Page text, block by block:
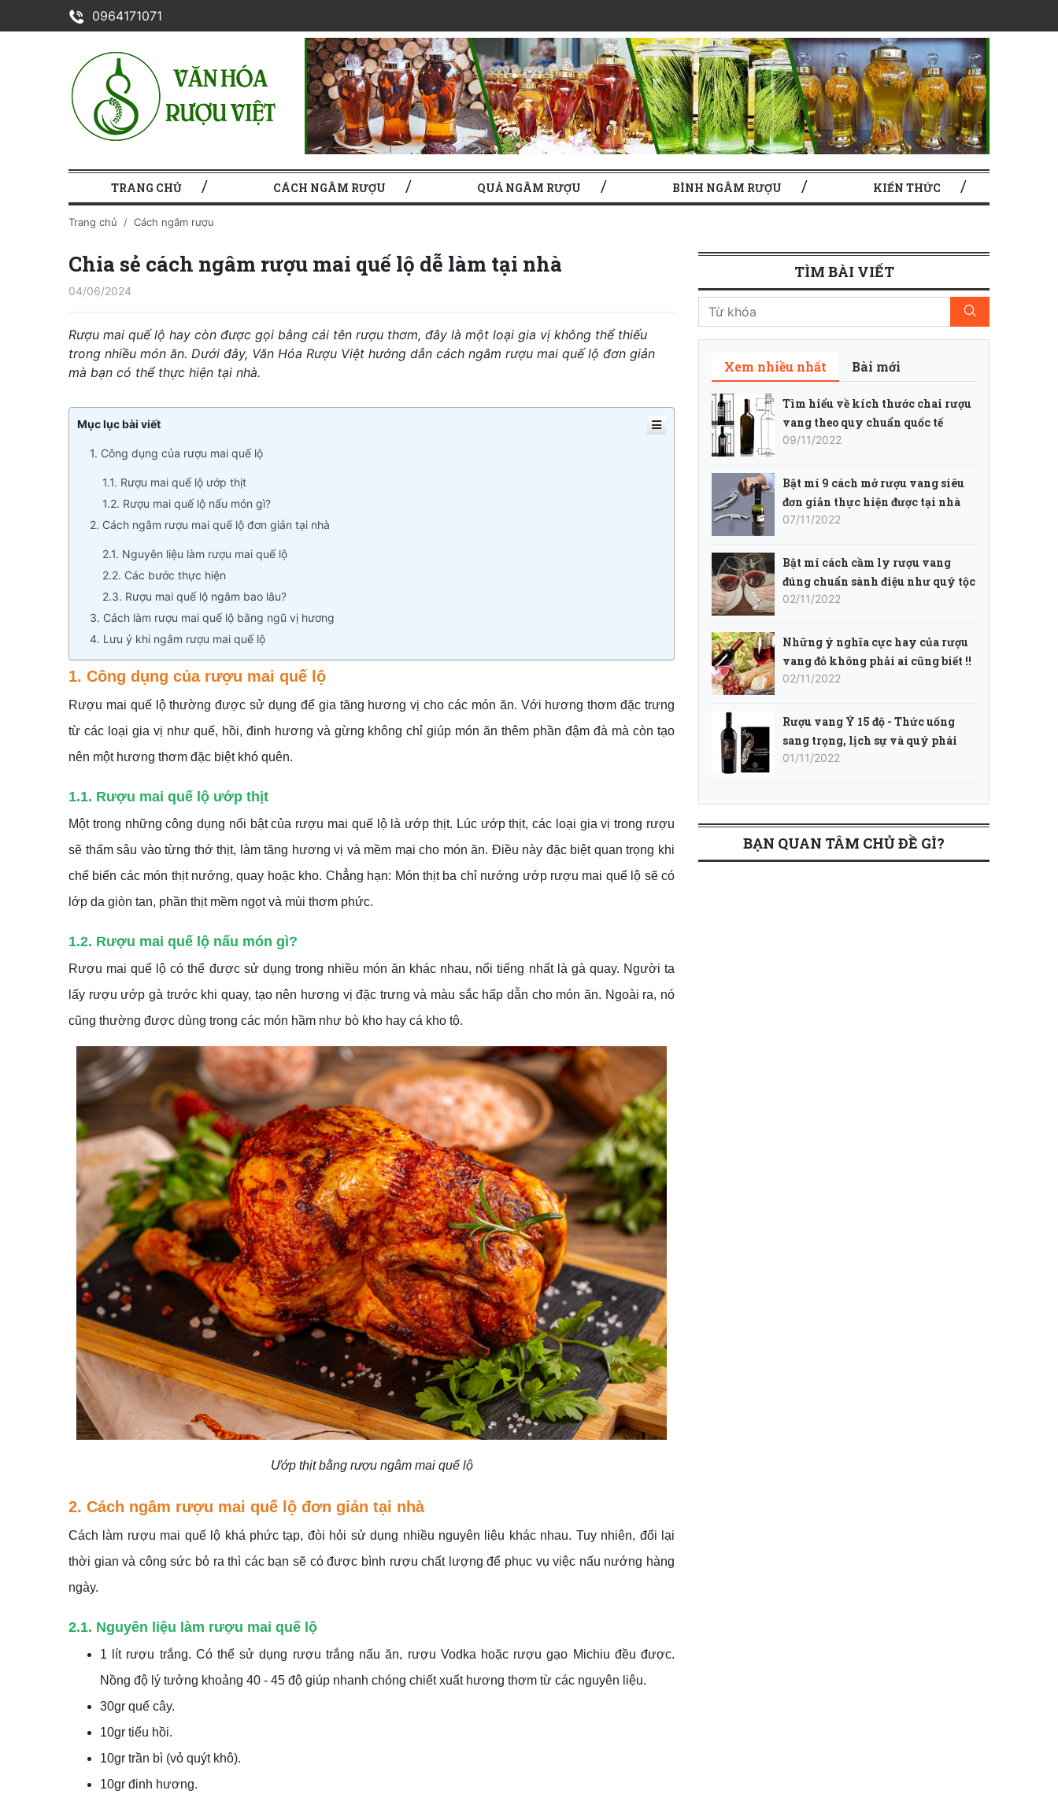
0964171071
TRANG CHỦ CÁCH NGÂM RƯỢU QUẢ NGÂM RƯỢU BÌNH NGÂM RƯỢU KIẾN THỨC
Trang chủ Cách ngâm rượu
Chia sẻ cách ngâm rượu mai quế lộ dễ làm tại nhà
04/06/2024
Rượu mai quế lộ hay còn được gọi bằng cái tên rượu thơm, đây là một loại gia vị không thể thiếu
trong nhiều món ăn. Dưới đây, Văn Hóa Rượu Việt hướng dẫn cách ngâm rượu mai quế lộ đơn giản
mà bạn có thể thực hiện tại nhà.
Mục lục bài viết
1. Công dụng của rượu mai quế lộ
1.1. Rượu mai quế lộ ướp thịt
1.2. Rượu mai quế lộ nấu món gì?
2. Cách ngâm rượu mai quế lộ đơn giản tại nhà
2.1. Nguyên liệu làm rượu mai quế lộ
2.2. Các bước thực hiện
2.3. Rượu mai quế lộ ngâm bao lâu?
3. Cách làm rượu mai quế lộ bằng ngũ vị hương
4. Lưu ý khi ngâm rượu mai quế lộ
1. Công dụng của rượu mai quế lộ
Rượu mai quế lộ thường được sử dụng để gia tăng hương vị cho các món ăn. Với hương thơm đặc trưng
từ các loại gia vị như quế, hồi, đinh hương và gừng không chỉ giúp món ăn thêm phần đậm đà mà còn tạo
nên một hương thơm đặc biệt khó quên.
1.1. Rượu mai quế lộ ướp thịt
Một trong những công dụng nổi bật của rượu mai quế lộ là ướp thịt. Lúc ướp thịt, các loại gia vị trong rượu
sẽ thấm sâu vào từng thớ thịt, làm tăng hương vị và mềm mại cho món ăn. Điều này đặc biệt quan trọng khi
chế biến các món thịt nướng, quay hoặc kho. Chẳng hạn: Món thịt ba chỉ nướng ướp rượu mai quế lộ sẽ có
lớp da giòn tan, phần thịt mềm ngọt và mùi thơm phức.
1.2. Rượu mai quế lộ nấu món gì?
Rượu mai quế lộ có thể được sử dụng trong nhiều món ăn khác nhau, nổi tiếng nhất là gà quay. Người ta
lấy rượu ướp gà trước khi quay, tạo nên hương vị đặc trưng và màu sắc hấp dẫn cho món ăn. Ngoài ra, nó
cũng thường được dùng trong các món hầm như bò kho hay cá kho tộ.
Ướp thịt bằng rượu ngâm mai quế lộ
2. Cách ngâm rượu mai quế lộ đơn giản tại nhà
Cách làm rượu mai quế lộ khá phức tạp, đòi hỏi sử dụng nhiều nguyên liệu khác nhau. Tuy nhiên, đổi lại
thời gian và công sức bỏ ra thì các bạn sẽ có được bình rượu chất lượng để phục vụ việc nấu nướng hàng
ngày.
2.1. Nguyên liệu làm rượu mai quế lộ
1 lít rượu trắng. Có thể sử dụng rượu trắng nấu ăn, rượu Vodka hoặc rượu gạo Michiu đều được.
Nồng độ lý tưởng khoảng 40 - 45 độ giúp nhanh chóng chiết xuất hương thơm từ các nguyên liệu.
30gr quế cây.
10gr tiểu hồi.
10gr trần bì (vỏ quýt khô).
10gr đinh hương.
TÌM BÀI VIẾT
Xem nhiều nhất Bài mới
Tìm hiểu về kích thước chai rượu
vang theo quy chuẩn quốc tế
09/11/2022
Bật mí 9 cách mở rượu vang siêu
đơn giản thực hiện được tại nhà
07/11/2022
Bật mí cách cầm ly rượu vang
đúng chuẩn sành điệu như quý tộc
02/11/2022
Những ý nghĩa cực hay của rượu
vang đỏ không phải ai cũng biết !!
02/11/2022
Rượu vang Ý 15 độ - Thức uống
sang trọng, lịch sự và quý phái
01/11/2022
BẠN QUAN TÂM CHỦ ĐỀ GÌ?